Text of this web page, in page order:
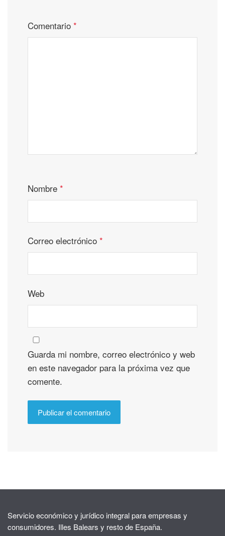
Comentario *
Nombre *
Correo electrónico *
Web
Guarda mi nombre, correo electrónico y web
en este navegador para la próxima vez que
comente.
Servicio económico y jurídico integral para empresas y
consumidores. Illes Balears y resto de España.